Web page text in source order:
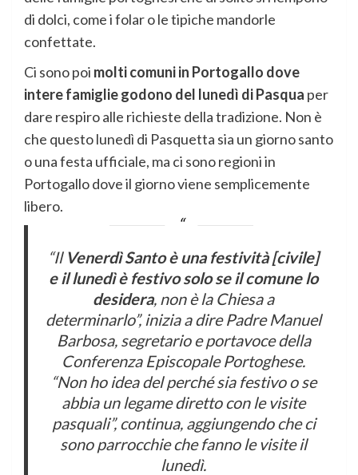
di dolci, come i folar o le tipiche mandorle
confettate.
Ci sono poi molti comuni in Portogallo dove
intere famiglie godono del lunedì di Pasqua per
dare respiro alle richieste della tradizione. Non è
che questo lunedì di Pasquetta sia un giorno santo
o una festa ufficiale, ma ci sono regioni in
Portogallo dove il giorno viene semplicemente
libero.
“Il Venerdì Santo è una festività [civile]
e il lunedì è festivo solo se il comune lo
desidera, non è la Chiesa a
determinarlo”, inizia a dire Padre Manuel
Barbosa, segretario e portavoce della
Conferenza Episcopale Portoghese.
“Non ho idea del perché sia festivo o se
abbia un legame diretto con le visite
pasquali”, continua, aggiungendo che ci
sono parrocchie che fanno le visite il
lunedì.